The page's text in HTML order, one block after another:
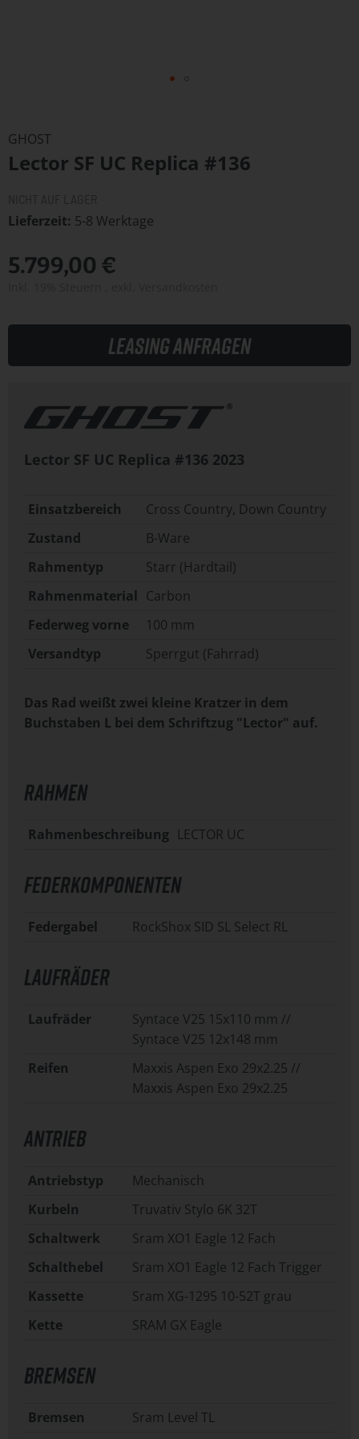
der
Bildergalerie
GHOST
Lector SF UC Replica #136
Lieferzeit 5-8 Werktage
5.799,00 €
Leasing anfragen
Lector SF UC Replica #136 2023
Einsatzbereich
Cross Country, Down Country
Zustand
B-Ware
Rahmentyp
Starr (Hardtail)
Rahmenmaterial Carbon
Federweg vorne
100 mm
Versandtyp
Sperrgut (Fahrrad)
Das Rad weißt zwei kleine Kratzer in dem
Buchstaben L bei dem Schriftzug "Lector" auf.
RAHMEN
Rahmenbeschreibung LECTOR UC
FEDERKOMPONENTEN
Federgabel RockShox SID SL Select RL
LAUFRÄDER
Laufräder
Syntace V25 15x110 mm //
Syntace V25 12x148 mm
Reifen
Maxxis Aspen Exo 29x2.25 //
Maxxis Aspen Exo 29x2.25
ANTRIEB
Antriebstyp
Mechanisch
Kurbeln
Truvativ Stylo 6K 32T
Schaltwerk
Sram XO1 Eagle 12 Fach
Schalthebel
Sram XO1 Eagle 12 Fach Trigger
Kassette
Sram XG-1295 10-52T grau
Kette
SRAM GX Eagle
BREMSEN
Bremsen Sram Level TL